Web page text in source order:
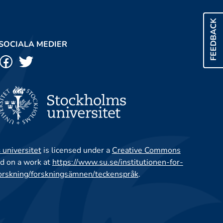
FEEDBACK
MEDIER
universitetis licensed under a Creative Commons
on a work at https://www.su.se/institutionen-for-
forskningsämnen/teckenspråk.